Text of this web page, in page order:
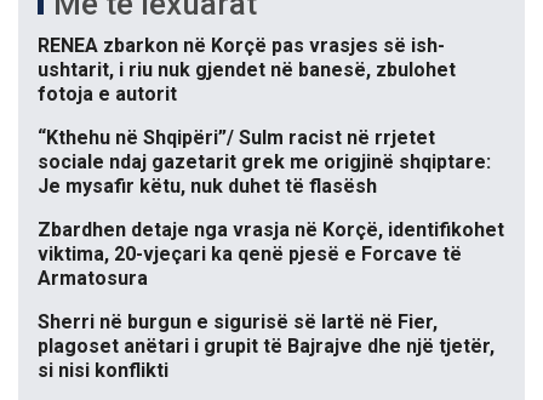
RENEA zbarkon në Korçë pas vrasjes së ish-
ushtarit, i riu nuk gjendet në banesë, zbulohet
fotoja e autorit
“Kthehu në Shqipëri”/ Sulm racist në rrjetet
sociale ndaj gazetarit grek me origjinë shqiptare:
Je mysafir këtu, nuk duhet të flasësh
Zbardhen detaje nga vrasja në Korçë, identifikohet
viktima, 20-vjeçari ka qenë pjesë e Forcave të
Armatosura
Sherri në burgun e sigurisë së lartë në Fier,
plagoset anëtari i grupit të Bajrajve dhe një tjetër,
si nisi konflikti